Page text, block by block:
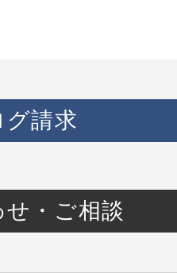
請求
・ご相談